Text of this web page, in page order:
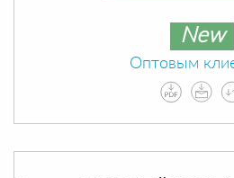
New
Оптовым